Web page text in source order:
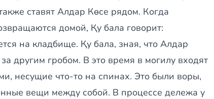
ставят Алдар Көсе рядом. Когда
домой, Қу бала говорит:
на кладбище. Қу бала, зная, что Алдар
другим гробом. В это время в могилу входят
несущие что-то на спинах. Это были воры,
вещи между собой. В процессе дележа у